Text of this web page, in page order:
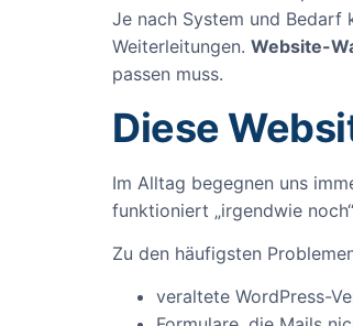
Je nach System und Bedarf
Weiterleitungen. Website-
passen muss.
Diese
Im Alltag begegnen uns
funktioniert „irgendwie
Zu den häufigsten
veraltete WordPress-